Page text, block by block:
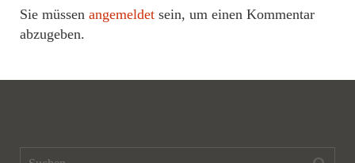
Sie müssen angemeldet sein, um einen Kommentar
abzugeben.